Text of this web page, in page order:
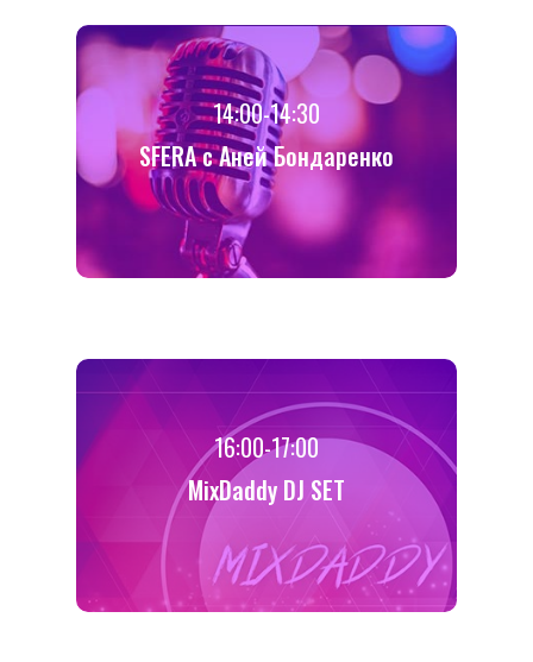
14:00-14:30
SFERA с Аней Бондаренко
16:00-17:00
MixDaddy DJ SET